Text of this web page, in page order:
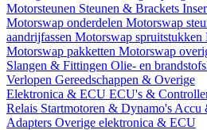
Motorsteunen Steunen & Brackets
Motorswap onderdelen Motorswap
aandrijfassen Motorswap spruitstukken
Motorswap pakketten Motorswap
Slangen & Fittingen Olie- en
Verlopen Gereedschappen & Overige
Elektronica & ECU ECU's &
Relais Startmotoren & Dynamo's Accu
Adapters Overige elektronica & ECU